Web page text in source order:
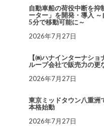
自動車船の荷役中断を抑
ーター」を開発・導入
5分で移動可能に～
2026年7月27日
【㈱ハナインターナシ
ループ会社で販売力の更
2026年7月27日
東京ミッドタウン八重洲
本格始動
2026年7月27日